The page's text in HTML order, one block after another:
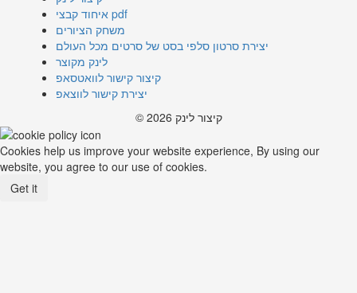
איחוד קבצי pdf
משחק הציורים
יצירת סרטון סלפי בסט של סרטים מכל העולם
לינק מקוצר
קיצור קישור לוואטסאפ
יצירת קישור לווצאפ
© 2026 קיצור לינק
Cookies help us improve your website experience, By using our
website, you agree to our use of cookies.
Get it